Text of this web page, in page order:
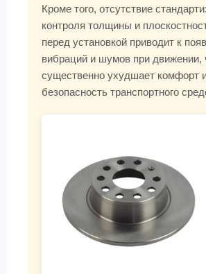
Кроме того, отсутствие
контроля толщины и
перед установкой приводит к
вибраций и шумов при движении,
существенно ухудшает комфорт
безопасность транспортного